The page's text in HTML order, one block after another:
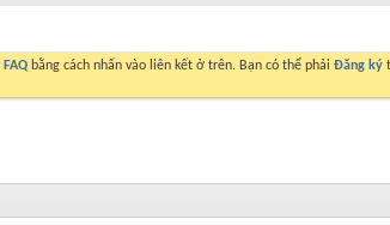
FAQ bằng cách nhấn vào liên kết ở trên. Bạn có thể phải Đăng ký